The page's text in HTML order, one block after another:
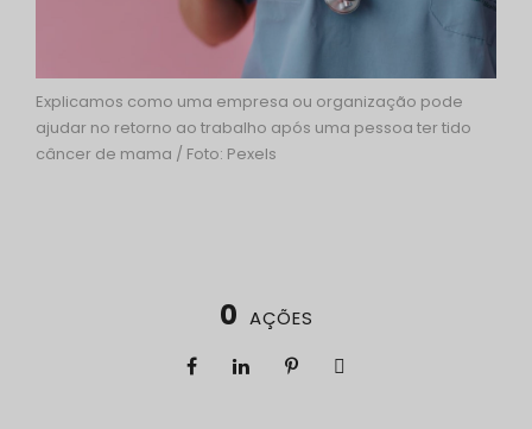
Explicamos como uma empresa ou organização pode
ajudar no retorno ao trabalho após uma pessoa ter tido
câncer de mama / Foto: Pexels
0 AÇÕES